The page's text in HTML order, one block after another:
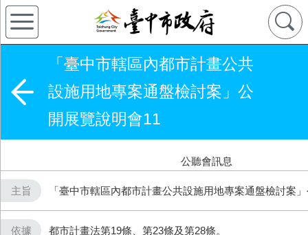
「臺中市轄區內都市計畫公共
設施用地專案通盤檢討案」公
開展覽說明會11
公聽會訊息
主旨 「臺中市轄區內都市計畫公共設施用地專案通盤檢討案
依據 都市計畫法第19條、第23條及第28條。